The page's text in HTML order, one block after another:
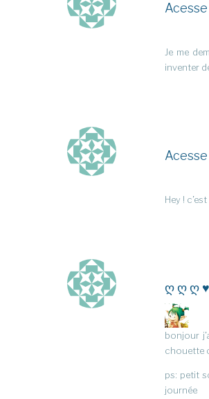
Acesse
Je me
inventer
Acesse
Hey !
ღ ღ ღ
bonjour
chouette
ps: petit
journée